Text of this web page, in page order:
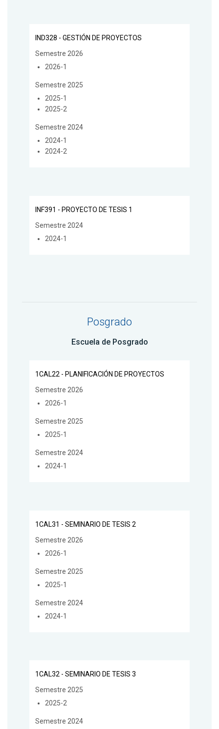
IND328 - GESTIÓN DE PROYECTOS
Semestre 2026
2026-1
Semestre 2025
2025-1
2025-2
Semestre 2024
2024-1
2024-2
INF391 - PROYECTO DE TESIS 1
Semestre 2024
2024-1
Posgrado
Escuela de Posgrado
1CAL22 - PLANIFICACIÓN DE PROYECTOS
Semestre 2026
2026-1
Semestre 2025
2025-1
Semestre 2024
2024-1
1CAL31 - SEMINARIO DE TESIS 2
Semestre 2026
2026-1
Semestre 2025
2025-1
Semestre 2024
2024-1
1CAL32 - SEMINARIO DE TESIS 3
Semestre 2025
2025-2
Semestre 2024